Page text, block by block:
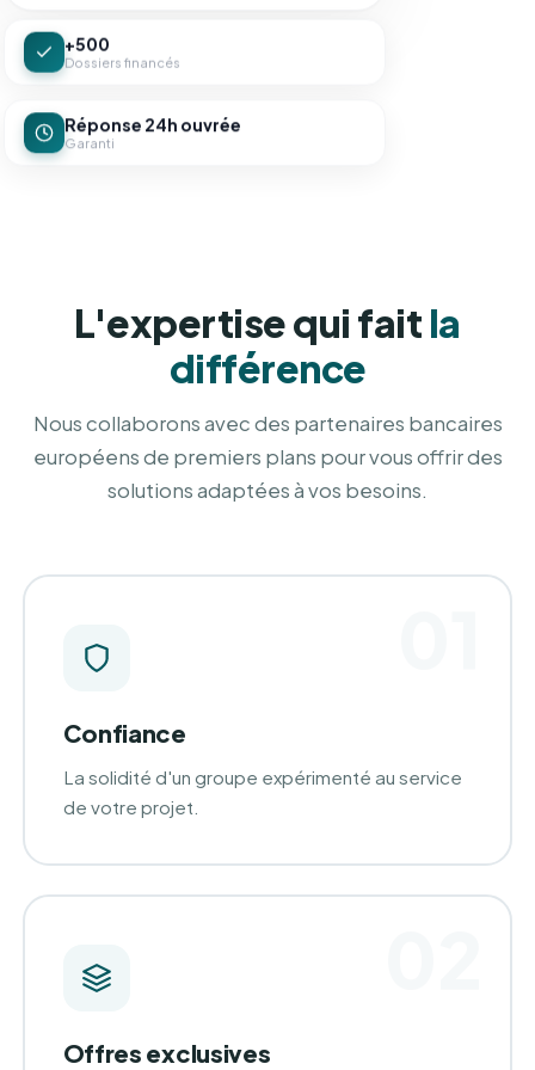
+500
Dossiers financés
Réponse 24h ouvrée
Garanti
L'expertise qui fait la
différence
Nous collaborons avec des partenaires bancaires
européens de premiers plans pour vous offrir des
solutions adaptées à vos besoins.
Confiance
La solidité d'un groupe expérimenté au service
de votre projet.
Offres exclusives